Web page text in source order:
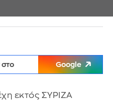
στο Google
εκτός ΣΥΡΙΖΑ